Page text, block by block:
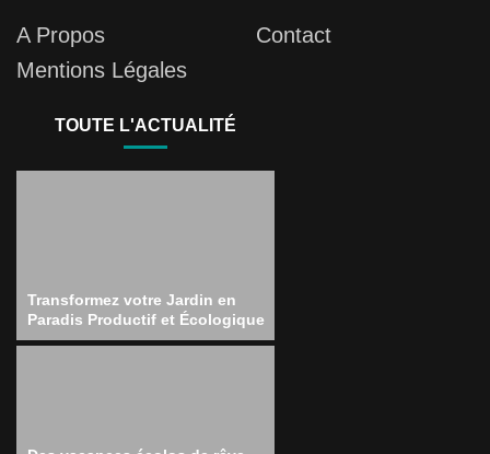
A Propos
Contact
Mentions Légales
TOUTE L'ACTUALITÉ
Transformez votre Jardin en
Paradis Productif et Écologique